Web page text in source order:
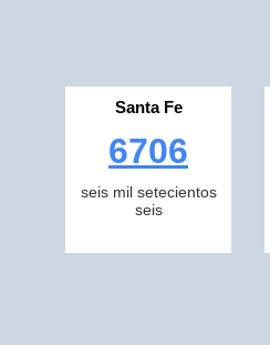
Santa Fe
6706
seis mil setecientos
seis